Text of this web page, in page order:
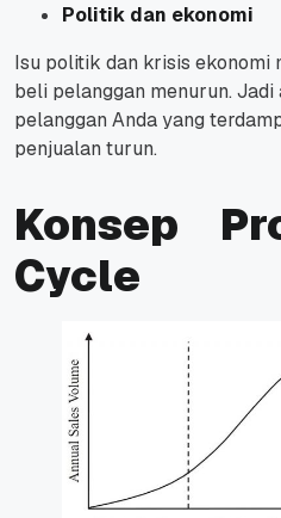
Politik dan ekonomi
Isu politik dan krisis ekonomi
beli pelanggan menurun.
pelanggan Anda yang
penjualan turun.
Konsep
Cycle